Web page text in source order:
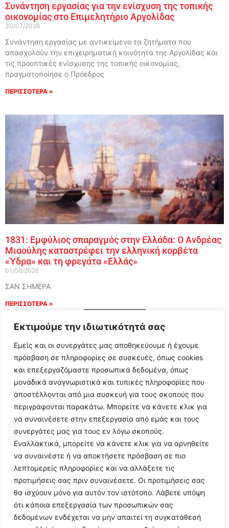
Εκτιμούμε την ιδιωτικότητά σας
Εμείς και οι συνεργάτες μας αποθηκεύουμε ή έχουμε
πρόσβαση σε πληροφορίες σε συσκευές, όπως cookies
και επεξεργαζόμαστε προσωπικά δεδομένα, όπως
μοναδικά αναγνωριστικά και τυπικές πληροφορίες που
αποστέλλονται από μια συσκευή για τους σκοπούς που
περιγράφονται παρακάτω. Μπορείτε να κάνετε κλικ για
να συναινέσετε στην επεξεργασία από εμάς και τους
συνεργάτες μας για τους εν λόγω σκοπούς.
Εναλλακτικά, μπορείτε να κάνετε κλικ για να αρνηθείτε
να συναινέστε ή να αποκτήσετε πρόσβαση σε πιο
λεπτομερείς πληροφορίες και να αλλάξετε τις
προτιμήσεις σας πριν συναινέσετε. Οι προτιμήσεις σας
θα ισχύουν μόνο για αυτόν τον ιστότοπο. Λάβετε υπόψη
ότι κάποια επεξεργασία των προσωπικών σας
δεδομένων ενδέχεται να μην απαιτεί τη συγκατάθεσή
Συνάντηση εργασίας για την ενίσχυση της τοπικής
οικονομίας στο Επιμελητήριο Αργολίδας
30/07/2026
Συνάντηση εργασίας με αντικείμενο τα ζητήματα που
απασχολούν την επιχειρηματική κοινότητα της Αργολίδας και
τις προοπτικές ενίσχυσης της τοπικής οικονομίας,
πραγματοποίησε ο Πρόεδρος
ΠΕΡΙΣΣΟΤΕΡΑ »
1831: Εμφύλιος σπαραγμός στην Ελλάδα: Ο Ανδρέας
Μιαούλης καταστρέφει την ελληνική κορβέτα
«Ύδρα» και τη φρεγάτα «Ελλάς»
01/08/2026
ΣΑΝ ΣΗΜΕΡΑ
ΠΕΡΙΣΣΟΤΕΡΑ »
Follow Us
© 2024 All Rights Reserved